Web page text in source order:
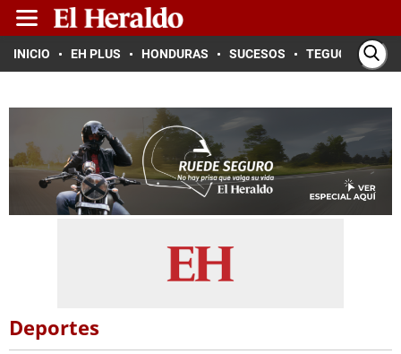
INICIO EH PLUS HONDURAS SUCESOS TEGUCIGALPA
Deportes